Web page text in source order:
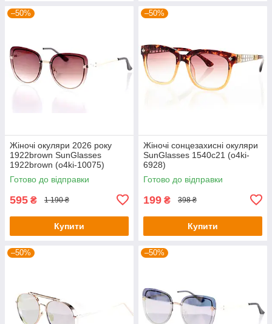
–50%
Жіночі окуляри 2026 року
1922brown SunGlasses
1922brown (o4ki-10075)
Готово до відправки
595 ₴ 1 190 ₴
Купити
–50%
Жіночі сонцезахисні окуляри
SunGlasses 1540c21 (o4ki-
6928)
Готово до відправки
199 ₴ 398 ₴
Купити
–50% –50%